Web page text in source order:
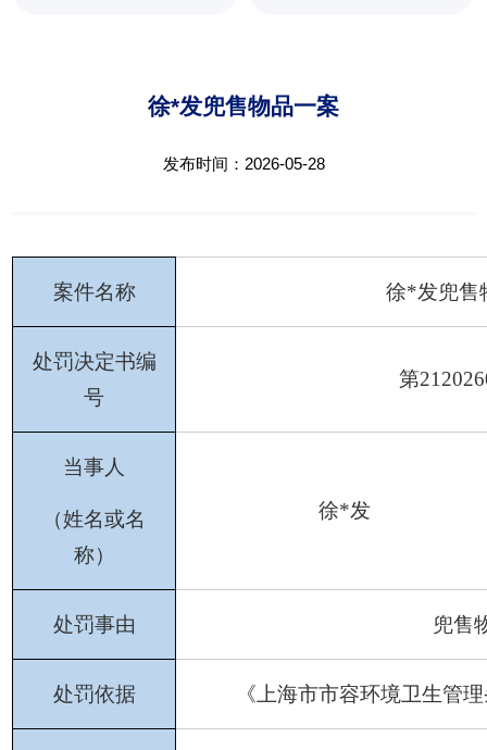
徐*发兜售物品一案
发布时间：2026-05-28
案件名称 徐*发兜售
处罚决定书编
号
第
当事人
（姓名或名
称）
徐*发
处罚事由 兜售
处罚依据 《上海市市容环境卫生管